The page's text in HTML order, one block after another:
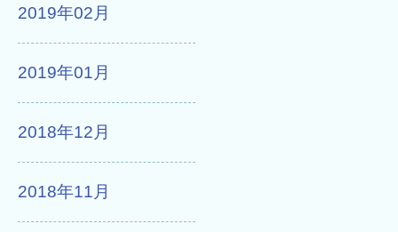
2019年02月
2019年01月
2018年12月
2018年11月